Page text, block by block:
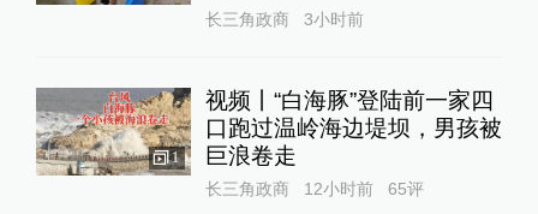
长三角政商 3小时前
1
视频丨“白海豚”登陆前一家四
口跑过温岭海边堤坝，男孩被
巨浪卷走
长三角政商 12小时前 65评